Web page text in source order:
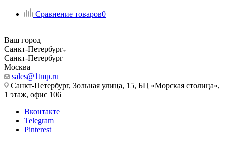
Сравнение товаров0
Ваш город
Санкт-Петербург
Санкт-Петербург
Москва
sales@1tmp.ru
Санкт-Петербург, Зольная улица, 15, БЦ «Морская столица»,
1 этаж, офис 106
Вконтакте
Telegram
Pinterest